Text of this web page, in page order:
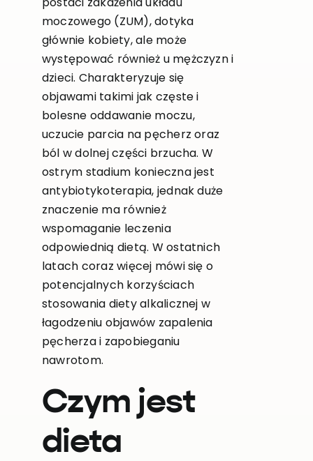
moczowego (ZUM), dotyka
głównie kobiety, ale może
występować również u mężczyzn i
dzieci. Charakteryzuje się
objawami takimi jak częste i
bolesne oddawanie moczu,
uczucie parcia na pęcherz oraz
ból w dolnej części brzucha. W
ostrym stadium konieczna jest
antybiotykoterapia, jednak duże
znaczenie ma również
wspomaganie leczenia
odpowiednią dietą. W ostatnich
latach coraz więcej mówi się o
potencjalnych korzyściach
stosowania diety alkalicznej w
łagodzeniu objawów zapalenia
pęcherza i zapobieganiu
nawrotom.
Czym jest
dieta